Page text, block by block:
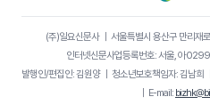
(주)일요신문사｜ 서울특별시 용산구 만리재
인터넷신문사업등록번호: 서울, 아
발행인/편집인: 김원양｜ 청소년보호책임자: 김남희
E-mail: